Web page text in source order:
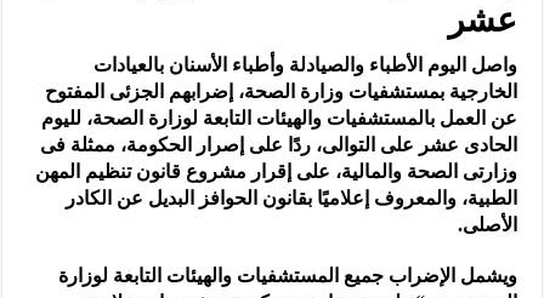
عشر
واصل اليوم الأطباء والصيادلة وأطباء الأسنان بالعيادات
الخارجية بمستشفيات وزارة الصحة، إضرابهم الجزئى المفتوح
عن العمل بالمستشفيات والهيئات التابعة لوزارة الصحة، لليوم
الحادى عشر على التوالى، ردًا على إصرار الحكومة، ممثلة فى
وزارتى الصحة والمالية، على إقرار مشروع قانون تنظيم المهن
الطبية، والمعروف إعلاميًا بقانون الحوافز البديل عن الكادر
الأصلى.
ويشمل الإضراب جميع المستشفيات والهيئات التابعة لوزارة